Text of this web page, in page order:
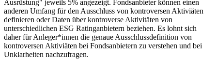
Ausrüstung" jeweils 5% angezeigt. Fondsanbieter können einen
anderen Umfang für den Ausschluss von kontroversen Aktiviäten
definieren oder Daten über kontroverse Aktivitäten von
unterschiedlichen ESG Ratinganbietern beziehen. Es lohnt sich
daher für Anleger*innen die genaue Ausschlussdefinition von
kontroversen Aktiviäten bei Fondsanbietern zu verstehen und bei
Unklarheiten nachzufragen.